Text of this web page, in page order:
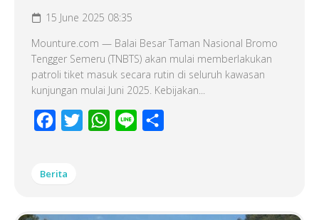
15 June 2025 08:35
Mounture.com — Balai Besar Taman Nasional Bromo
Tengger Semeru (TNBTS) akan mulai memberlakukan
patroli tiket masuk secara rutin di seluruh kawasan
kunjungan mulai Juni 2025. Kebijakan...
Facebook
Twitter WhatsApp
Line
Berita